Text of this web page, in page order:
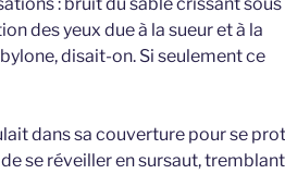
des yeux due à la sueur et à la
disait-on. Si seulement ce
dans sa couverture pour se
se réveiller en sursaut,